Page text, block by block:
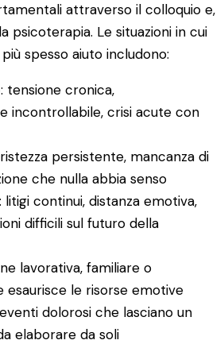
attraverso il colloquio e,
psicoterapia. Le situazioni in cui
spesso aiuto includono:
: tensione cronica,
incontrollabile, crisi acute con
persistente, mancanza di
che nulla abbia senso
: litigi continui, distanza emotiva,
difficili sul futuro della
lavorativa, familiare o
esaurisce le risorse emotive
dolorosi che lasciano un
elaborare da soli